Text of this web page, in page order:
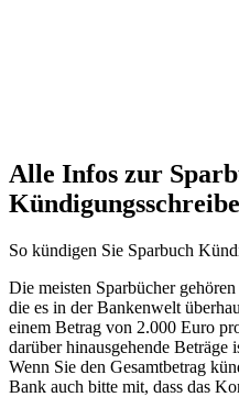
Alle Infos zur
So kündigen Sie Sparbuch
Die meisten Sparbücher
die es in der Bankenwelt
einem Betrag von 2.000 Euro
darüber hinausgehende
Wenn Sie den Gesamtbetrag
Bank auch bitte mit, dass das